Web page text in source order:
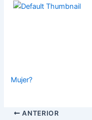
Mujer?
ANTERIOR